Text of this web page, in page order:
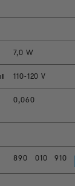
7,0 W
110-120 V
0,060
890 010 910